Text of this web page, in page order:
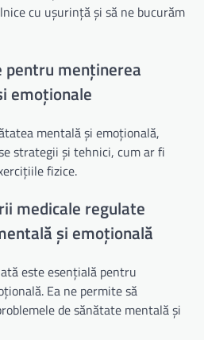
cu ușurință și să ne bucurăm
pentru menținerea
emoționale
mentală și emoțională,
strategii și tehnici, cum ar fi
fizice.
medicale regulate
și emoțională
este esențială pentru
Ea ne permite să
de sănătate mentală și